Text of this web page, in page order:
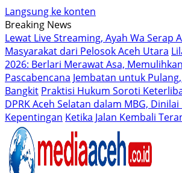
Langsung ke konten
Breaking News
Lewat Live Streaming, Ayah Wa Serap
Masyarakat dari Pelosok Aceh Utara
2026: Berlari Merawat Asa,
Pascabencana Jembatan untuk
Bangkit Praktisi Hukum Soroti
DPRK Aceh Selatan dalam MBG,
Kepentingan Ketika Jalan Kembali